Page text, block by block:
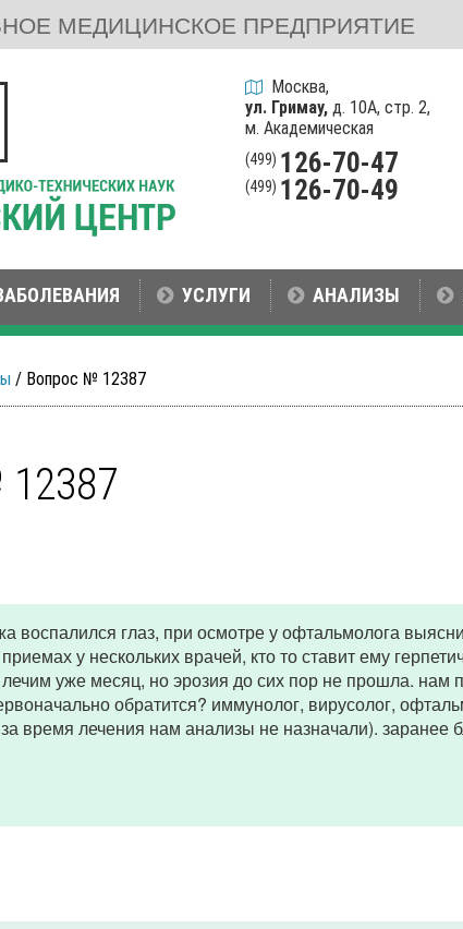
МЕДИЦИНСКОЕ ПРЕДПРИЯТИЕ
Москва,
ул. Гримау,д. 10А, стр. 2,
м. Академическая
(499) 126-70-47
(499) 126-70-49
УСЛУГИ АНАЛИЗЫ
/ Вопрос № 12387
глаз, при осмотре у офтальмолога
у нескольких врачей, кто то ставит ему
лечим уже месяц, но эрозия до сих пор не прошла. нам
обратится? иммунолог, вирусолог,
время лечения нам анализы не назначали). заранее